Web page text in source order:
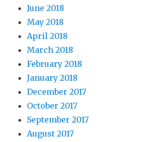
June 2018
May 2018
April 2018
March 2018
February 2018
January 2018
December 2017
October 2017
September 2017
August 2017